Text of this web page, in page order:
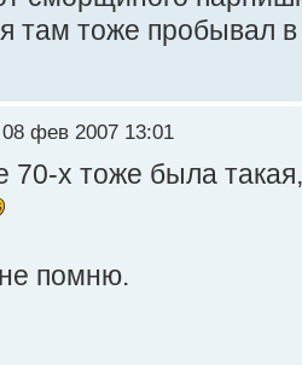
тоже пробывал в
фев 2007 13:01
70-х тоже была
помню.